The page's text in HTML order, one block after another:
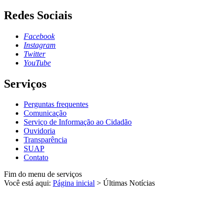
Redes Sociais
Facebook
Instagram
Twitter
YouTube
Serviços
Perguntas frequentes
Comunicação
Serviço de Informação ao Cidadão
Ouvidoria
Transparência
SUAP
Contato
Fim do menu de serviços
Você está aqui: Página inicial > Últimas Notícias